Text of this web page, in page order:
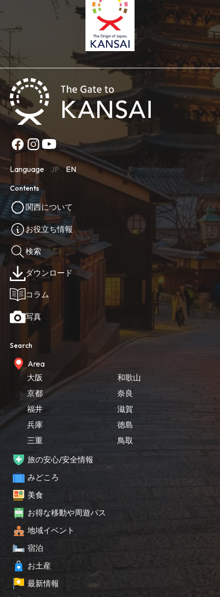
Language JP EN
Contents
関西について
お役立ち情報
検索
ダウンロード
コラム
写真
Search
Area
大阪
京都
福井
兵庫
三重
和歌山
奈良
滋賀
徳島
鳥取
旅の安心/安全情報
みどころ
美食
お得な移動や周遊パス
地域イベント
宿泊
お土産
最新情報